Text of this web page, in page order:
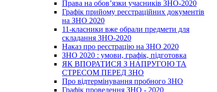
Права на обов’язки учасників ЗНО-2020
Графік прийому реєстраційних документів
на ЗНО 2020
11-класники вже обрали предмети для
складання ЗНО-2020
Наказ про реєстрацію на ЗНО 2020
ЗНО 2020 : умови, графік, підготовка
ЯК ВПОРАТИСЯ З НАПРУГОЮ ТА
СТРЕСОМ ПЕРЕД ЗНО
Про відтермінування пробного ЗНО
Графік проведення ЗНО - 2020